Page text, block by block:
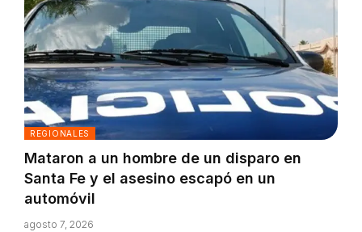
REGIONALES
Mataron a un hombre de un disparo en
Santa Fe y el asesino escapó en un
automóvil
agosto 7, 2026